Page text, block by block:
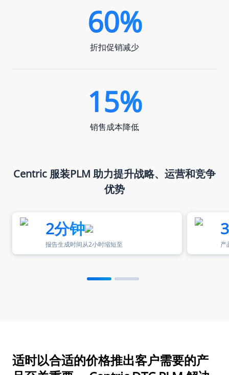
60%
折扣促销减少
15%
销售成本降低
Centric 服装PLM 助力提升战略、运营和竞争
优势
2分钟
报告生成时间从2小时缩短至 产
适时以合适的价格推出客户需要的产